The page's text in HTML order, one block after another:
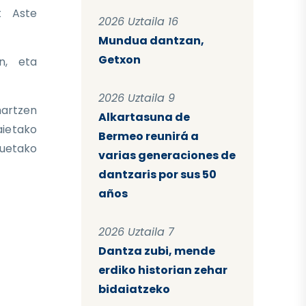
Aste
eta
2026 Uztaila 16
Mundua dantzan,
Getxon
2026 Uztaila 9
Alkartasuna de
Bermeo reunirá a
varias generaciones de
dantzaris por sus 50
años
2026 Uztaila 7
Dantza zubi, mende
erdiko historian zehar
bidaiatzeko